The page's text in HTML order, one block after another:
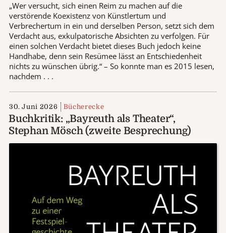
„Wer versucht, sich einen Reim zu machen auf die
verstörende Koexistenz von Künstlertum und
Verbrechertum in ein und derselben Person, setzt sich dem
Verdacht aus, exkulpatorische Absichten zu verfolgen. Für
einen solchen Verdacht bietet dieses Buch jedoch keine
Handhabe, denn sein Resümee lässt an Entschiedenheit
nichts zu wünschen übrig.“ – So konnte man es 2015 lesen,
nachdem . . .
30. Juni 2026 Bücherecke
Buchkritik: „Bayreuth als Theater“,
Stephan Mösch (zweite Besprechung)